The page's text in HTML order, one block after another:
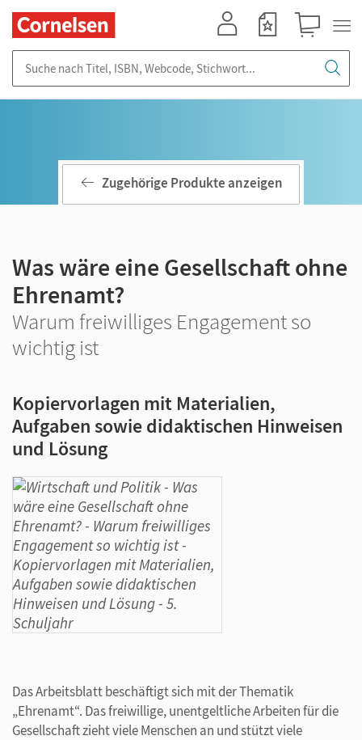
Zugehörige Produkte anzeigen
Was wäre eine Gesellschaft ohne
Ehrenamt?
Warum freiwilliges Engagement so
wichtig ist
Kopiervorlagen mit Materialien,
Aufgaben sowie didaktischen Hinweisen
und Lösung
Das Arbeitsblatt beschäftigt sich mit der Thematik
„Ehrenamt“. Das freiwillige, unentgeltliche Arbeiten für die
Gesellschaft zieht viele Menschen an und stützt viele